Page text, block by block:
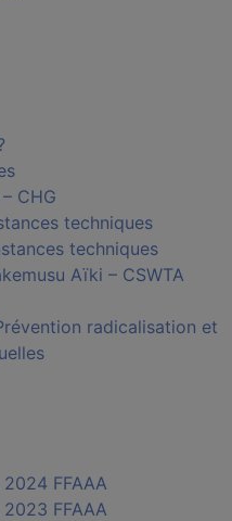
CHG
techniques
techniques
Aïki – CSWTA
radicalisation et
FFAAA
FFAAA